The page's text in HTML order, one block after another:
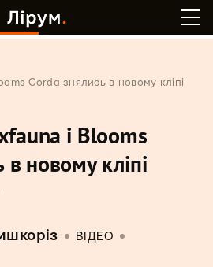
Corda знялись в новому кліпі
і Blooms
в новому кліпі
ВІДЕО